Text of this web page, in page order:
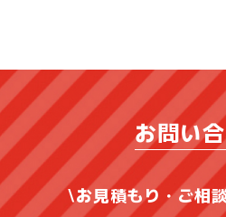
お問い
\お見積もり・ご相